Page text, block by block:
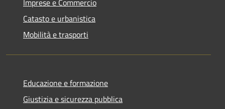
Imprese e Commercio
Catasto e urbanistica
Mobilità e trasporti
Educazione e formazione
Giustizia e sicurezza pubblica